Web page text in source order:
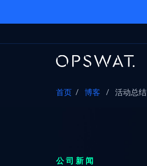
首页 / 博客 / 活动总
公司新闻